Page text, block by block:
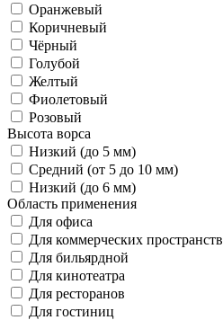
Оранжевый
Коричневый
Чёрный
Голубой
Желтый
Фиолетовый
Розовый
Высота ворса
Низкий (до 5 мм)
Средний (от 5 до 10 мм)
Низкий (до 6 мм)
Область применения
Для офиса
Для коммерческих пространств
Для бильярдной
Для кинотеатра
Для ресторанов
Для гостиниц